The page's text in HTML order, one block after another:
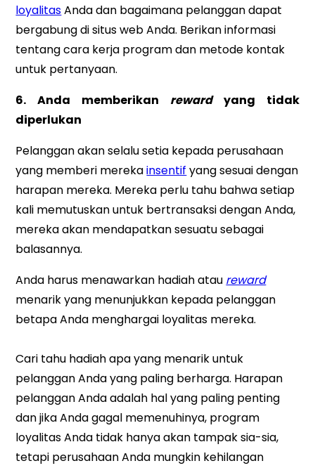
loyalitasAnda dan bagaimana pelanggan dapat
bergabung di situs web Anda. Berikan informasi
tentang cara kerja program dan metode kontak
untuk pertanyaan.
6. Anda memberikan reward yang tidak
diperlukan
Pelanggan akan selalu setia kepada perusahaan
yang memberi merekainsentif yang sesuai dengan
harapan mereka. Mereka perlu tahu bahwa setiap
kali memutuskan untuk bertransaksi dengan Anda,
mereka akan mendapatkan sesuatu sebagai
balasannya.
Anda harus menawarkan hadiah atau reward
menarik yang menunjukkan kepada pelanggan
betapa Anda menghargai loyalitas mereka.
Cari tahu hadiah apa yang menarik untuk
pelanggan Anda yang paling berharga. Harapan
pelanggan Anda adalah hal yang paling penting
dan jika Anda gagal memenuhinya, program
loyalitas Anda tidak hanya akan tampak sia-sia,
tetapi perusahaan Anda mungkin kehilangan